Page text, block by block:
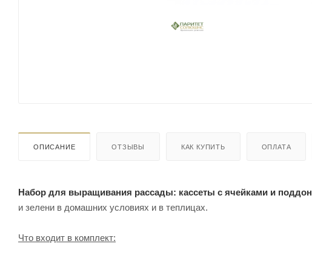
ОПИСАНИЕ ОТЗЫВЫ КАК КУПИТЬ ОПЛАТА
Набор для выращивания рассады: кассеты с ячейками и поддон
и зелени в домашних условиях и в теплицах.
Что входит в комплект: